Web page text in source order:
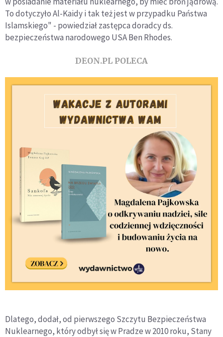
To dotyczyło Al-Kaidy i tak też jest w przypadku Państwa
Islamskiego" - powiedział zastępca doradcy ds.
bezpieczeństwa narodowego USA Ben Rhodes.
DEON.PL POLECA
Dlatego, dodał, od pierwszego Szczytu Bezpieczeństwa
Nuklearnego, który odbył się w Pradze w 2010 roku, Stany